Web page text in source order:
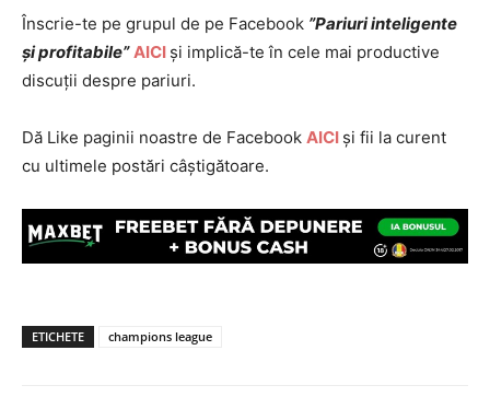
Înscrie-te pe grupul de pe Facebook ”Pariuri inteligente
și profitabile” AICI și implică-te în cele mai productive
discuții despre pariuri.
Dă Like paginii noastre de Facebook AICI și fii la curent
cu ultimele postări câștigătoare.
ETICHETE champions league